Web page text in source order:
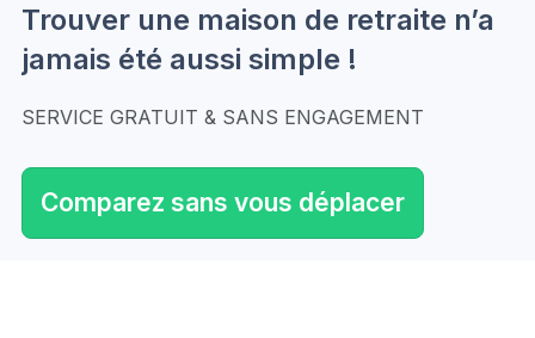
Trouver une maison de retraite n’a
jamais été aussi simple !
SERVICE GRATUIT & SANS ENGAGEMENT
Comparez sans vous déplacer